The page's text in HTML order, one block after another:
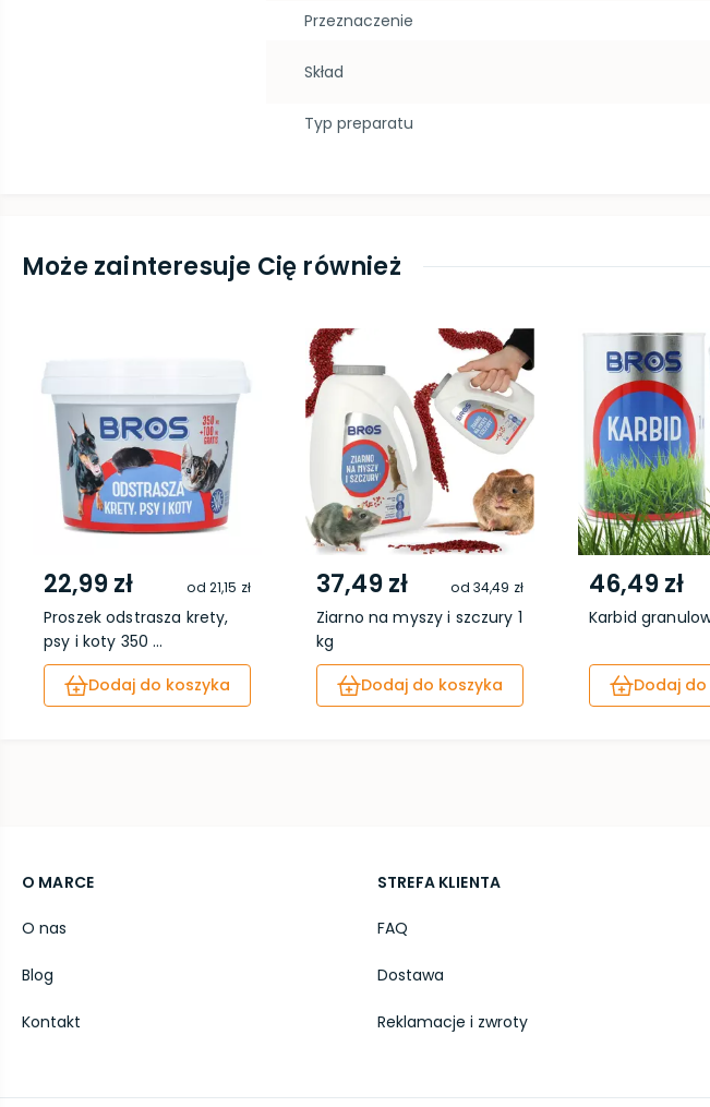
Przeznaczenie
Skład
Typ preparatu
Może zainteresuje Cię również
22,99 zł od 21,15 zł
Proszek odstrasza krety,
psy i koty 350 ...
Dodaj do koszyka
37,49 zł od 34,49 zł
Ziarno na myszy i szczury 1
kg
Dodaj do koszyka
46,49 zł
Karbid
Dodaj
O MARCE
O nas
Blog
Kontakt
STREFA KLIENTA
FAQ
Dostawa
Reklamacje i zwroty